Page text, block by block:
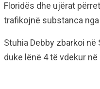
Floridës dhe ujërat
trafikojnë substanca
Stuhia Debby zbarkoi
duke lënë 4 të vdekur në